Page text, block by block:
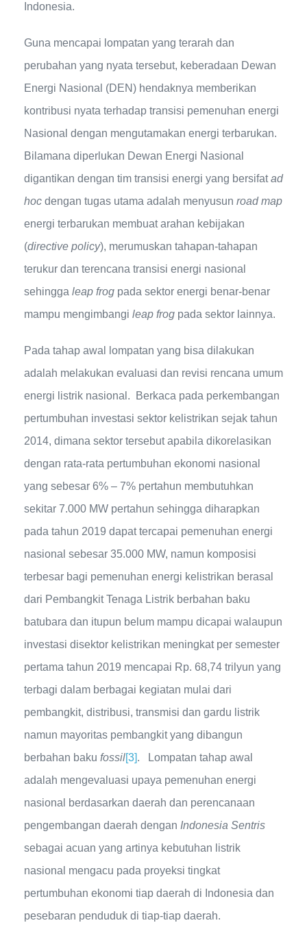
Indonesia.
Guna mencapai lompatan yang terarah dan
perubahan yang nyata tersebut, keberadaan Dewan
Energi Nasional (DEN) hendaknya memberikan
kontribusi nyata terhadap transisi pemenuhan energi
Nasional dengan mengutamakan energi terbarukan.
Bilamana diperlukan Dewan Energi Nasional
digantikan dengan tim transisi energi yang bersifatad
hoc dengan tugas utama adalah menyusun road map
energi terbarukan membuat arahan kebijakan
(directive policy), merumuskan tahapan-tahapan
terukur dan terencana transisi energi nasional
sehingga leap frog pada sektor energi benar-benar
mampu mengimbangi leap frog pada sektor lainnya.
Pada tahap awal lompatan yang bisa dilakukan
adalah melakukan evaluasi dan revisi rencana umum
energi listrik nasional. Berkaca pada perkembangan
pertumbuhan investasi sektor kelistrikan sejak tahun
2014, dimana sektor tersebut apabila dikorelasikan
dengan rata-rata pertumbuhan ekonomi nasional
yang sebesar 6% – 7% pertahun membutuhkan
sekitar 7.000 MW pertahun sehingga diharapkan
pada tahun 2019 dapat tercapai pemenuhan energi
nasional sebesar 35.000 MW, namun komposisi
terbesar bagi pemenuhan energi kelistrikan berasal
dari Pembangkit Tenaga Listrik berbahan baku
batubara dan itupun belum mampu dicapai walaupun
investasi disektor kelistrikan meningkat per semester
pertama tahun 2019 mencapai Rp. 68,74 trilyun yang
terbagi dalam berbagai kegiatan mulai dari
pembangkit, distribusi, transmisi dan gardu listrik
namun mayoritas pembangkit yang dibangun
berbahan baku fossil[3]. Lompatan tahap awal
adalah mengevaluasi upaya pemenuhan energi
nasional berdasarkan daerah dan perencanaan
pengembangan daerah dengan Indonesia Sentris
sebagai acuan yang artinya kebutuhan listrik
nasional mengacu pada proyeksi tingkat
pertumbuhan ekonomi tiap daerah di Indonesia dan
pesebaran penduduk di tiap-tiap daerah.